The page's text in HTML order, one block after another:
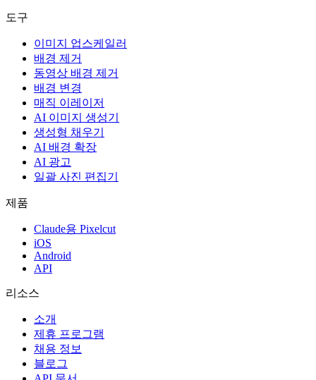
도구
이미지 업스케일러
배경 제거
동영상 배경 제거
배경 변경
매직 이레이저
AI 이미지 생성기
생성형 채우기
AI 배경 확장
AI 광고
일괄 사진 편집기
제품
Claude용 Pixelcut
iOS
Android
API
리소스
소개
제휴 프로그램
채용 정보
블로그